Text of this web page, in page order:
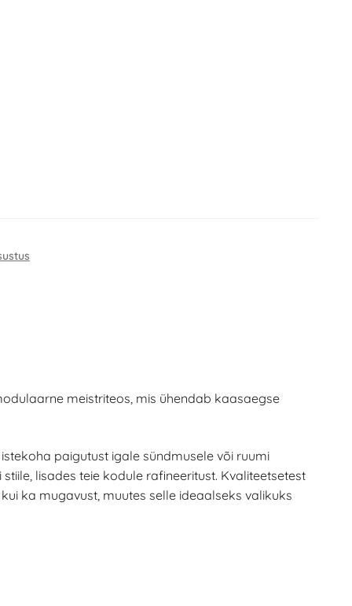
meistriteos, mis ühendab kaasaegse
paigutust igale sündmusele või ruumi
lisades teie kodule rafineeritust. Kvaliteetsetest
ka mugavust, muutes selle ideaalseks valikuks